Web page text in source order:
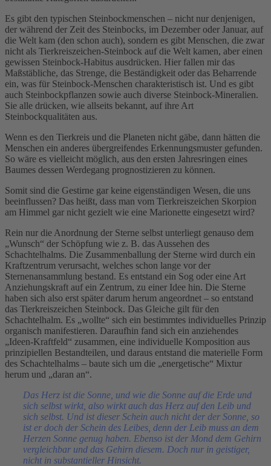
Es gibt den typischen Steinbockmenschen – nicht nur denjenigen,
der während der Zeit des Steinbocks, im Dezember oder Januar, auf
die Welt kam (den schon auch), sondern es gibt Menschen, die zwar
nicht als Tierkreiszeichen-Steinbock auf die Welt kamen, aber einen
gewissen Steinbock-Habitus ausdrücken. Hier fallen mir das
Maßstäbliche, das Strenge, die Beständigkeit oder das Beharrende
ein, was für Steinbock-Menschen charakteristisch ist. Und es gibt
auch Steinbockpflanzen sowie auch diverse Steinbock-Mineralien.
Sie alle drücken, wie allseits bekannt, auf ihre Art
Steinbockqualitäten aus.
Wenn es den Tierkreis und die Planeten nicht gäbe, dann hätten die
Menschen ein anderes übergreifendes Erkennungsmuster gefunden.
So wäre es vielleicht möglich, aus den ersten Jahresringen eines
Baumes dessen Werdegang prognostizieren zu können.
Somit sind die Gestirne gar keine eigenständigen Wesen, die uns
beeinflussen? Das heißt, dass man vom Tierkreiszeichen Skorpion
am Himmel gar nicht gezielt wie eine Marionette eingesetzt wird?
Rein nur die Anordnung der Sterne selbst unterliegt genauso dem
„Wunsch“ der Schöpfung wie z. B. das Aussehen des
Schachtelhalms. Die Zusammenballung der Sterne wird durch ein
Kraftzentrum verursacht, welches schon lange vor der
Sternenansammlung bestand. Es entstand ein Sog oder eine Art
Anziehungskraft auf ein Zentrum, zu einer Idee hin. Die Sterne
haben sich also erst später darum herum angeordnet – so entstand
das Tierkreiszeichen Steinbock. Das Gleiche gilt für den
Schachtelhalm. Es „wollte“ sich ein bestimmtes individuelles Prinzip
organisch manifestieren. Daraufhin fand sich ein anziehendes
„Ideen-Kraftfeld“ zusammen, eine individuelle Komposition aus
prinzipiellen Bestandteilen, und daraus entstand die materielle Form
des Schachtelhalms – baute sich um die „energetische“ Mixtur
herum und „daran an“.
Das Herz ist die Sonne, und wie die Sonne auf die Erde und
sich selbst wirkt, also wirkt auch das Herz auf den Leib und
sich selbst. Und ist dieser Schein auch nicht der der Sonne, so
ist er doch der Schein des Leibes, denn der Leib muss an dem
Herzen Sonne genug haben. Ebenso ist der Mond dem Gehirn
vergleichbar und das Gehirn diesem. Doch nur in geistiger,
nicht in substantieller Hinsicht.